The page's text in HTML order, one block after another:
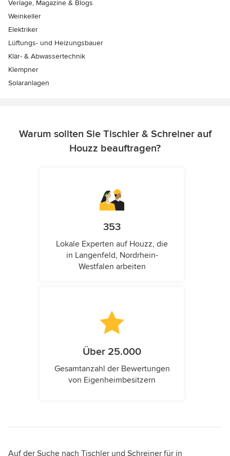
Verlage, Magazine & Blogs
Weinkeller
Elektriker
Lüftungs- und Heizungsbauer
Klär- & Abwassertechnik
Klempner
Solaranlagen
Warum sollten Sie Tischler & Schreiner auf
Houzz beauftragen?
353
Lokale Experten auf Houzz, die
in Langenfeld, Nordrhein-
Westfalen arbeiten
Über 25.000
Gesamtanzahl der Bewertungen
von Eigenheimbesitzern
Auf der Suche nach Tischler und Schreiner für in